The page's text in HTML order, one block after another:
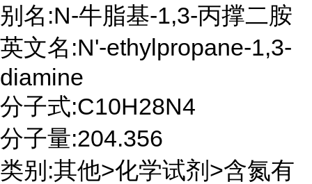
别名:N-牛脂基-1,3-丙撑二胺
英文名:N'-ethylpropane-1,3-
diamine
分子式:C10H28N4
分子量:204.356
类别:其他>化学试剂>含氮有